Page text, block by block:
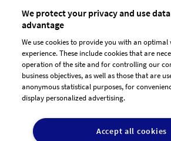
AGB Dienstleister
Datenschutz
We protect your privacy and use
advantage
We use cookies to provide you with an optimal
experience. These include cookies that are
operation of the site and for controlling our
business objectives, as well as those that are
anonymous statistical purposes, for
display personalized advertising.
Accept all cookies